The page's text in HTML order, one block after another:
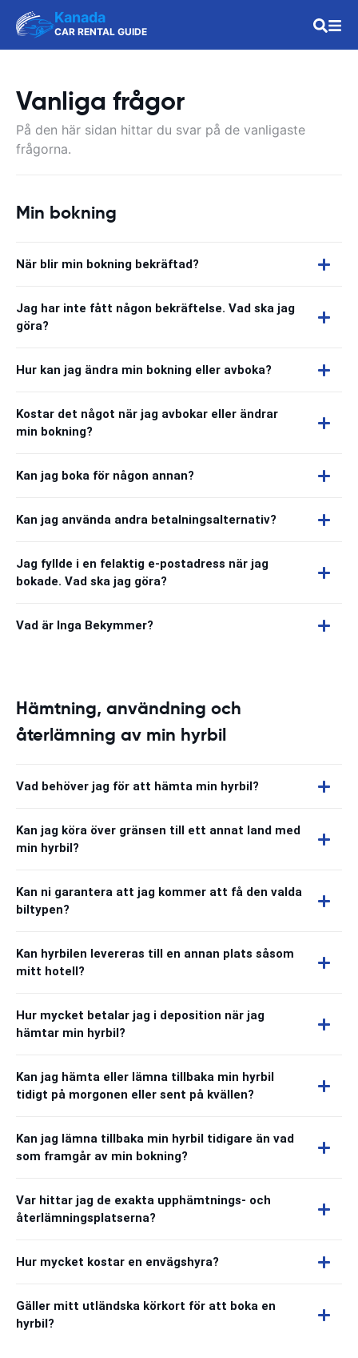
Kanada
CAR RENTAL GUIDE
Vanliga frågor
På den här sidan hittar du svar på de vanligaste
frågorna.
Min bokning
När blir min bokning bekräftad?
Jag har inte fått någon bekräftelse. Vad ska jag
göra?
Hur kan jag ändra min bokning eller avboka?
Kostar det något när jag avbokar eller ändrar
min bokning?
Kan jag boka för någon annan?
Kan jag använda andra betalningsalternativ?
Jag fyllde i en felaktig e-postadress när jag
bokade. Vad ska jag göra?
Vad är Inga Bekymmer?
Hämtning, användning och
återlämning av min hyrbil
Vad behöver jag för att hämta min hyrbil?
Kan jag köra över gränsen till ett annat land med
min hyrbil?
Kan ni garantera att jag kommer att få den valda
biltypen?
Kan hyrbilen levereras till en annan plats såsom
mitt hotell?
Hur mycket betalar jag i deposition när jag
hämtar min hyrbil?
Kan jag hämta eller lämna tillbaka min hyrbil
tidigt på morgonen eller sent på kvällen?
Kan jag lämna tillbaka min hyrbil tidigare än vad
som framgår av min bokning?
Var hittar jag de exakta upphämtnings- och
återlämningsplatserna?
Hur mycket kostar en envägshyra?
Gäller mitt utländska körkort för att boka en
hyrbil?